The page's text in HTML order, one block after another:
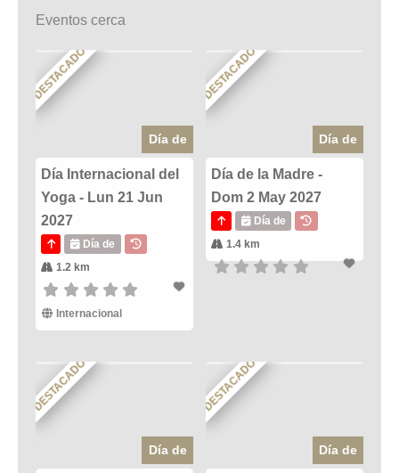
Eventos cerca
DESTACADO
Día de
Día Internacional del
Yoga - Lun 21 Jun
2027
Día de
1.2 km
Internacional
DESTACADO
Día de
Día de la Madre -
Dom 2 May 2027
Día de
1.4 km
DESTACADO
Día de
DESTACADO
Día de